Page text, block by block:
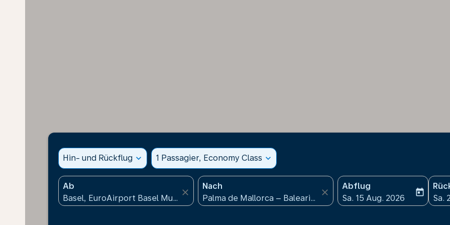
Hin- und Rückflug expand_more 1 Passagier, Economy Class expand_more
Ab
close
Nach
close
Abflug
fc-booking-departure-
Sa. 15 Aug. 2026
today
fc-
Sa.